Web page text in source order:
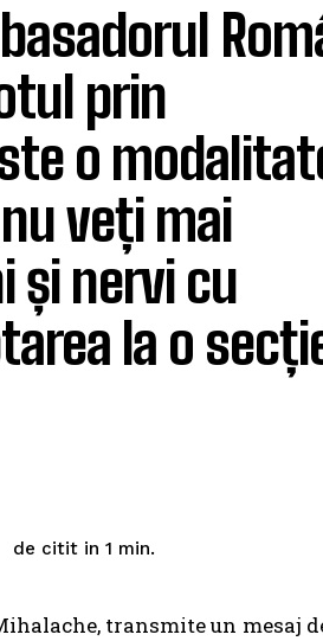
prin
o
veți mai
și nervi cu
la o
de citit in 1 min.
transmite un mesaj